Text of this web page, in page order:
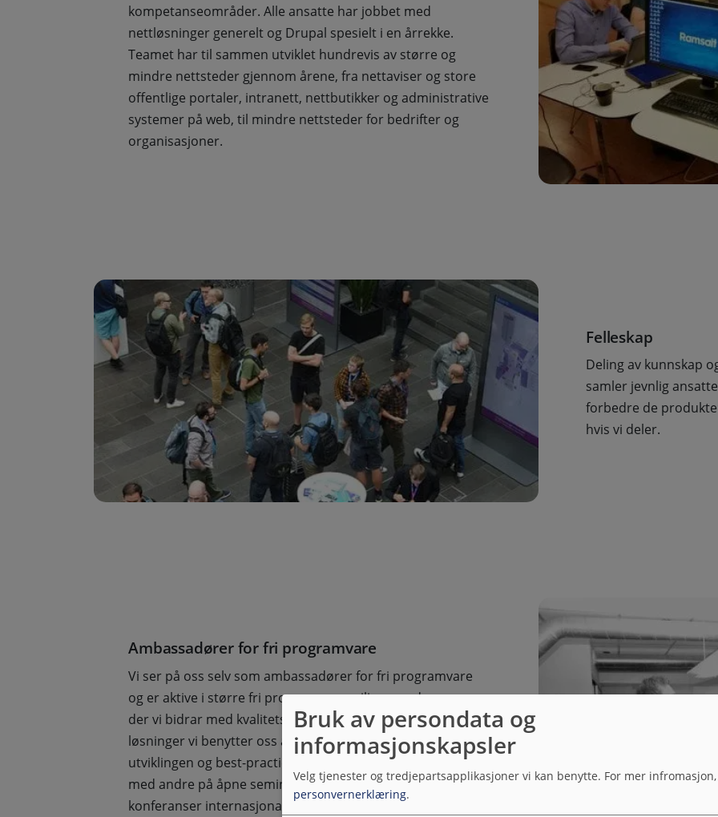
kompetanseområder. Alle ansatte har jobbet med
nettløsninger generelt og Drupal spesielt i en årrekke.
Teamet har til sammen utviklet hundrevis av større og
mindre nettsteder gjennom årene, fra nettaviser og store
offentlige portaler, intranett, nettbutikker og administrative
systemer på web, til mindre nettsteder for bedrifter og
organisasjoner.
Felleskap
Deling av kunnskap
samler jevnlig
forbedre de
hvis vi deler.
Ambassadører for fri programvare
Vi ser på oss selv som ambassadører for fri programvare
og er aktive i større fri programvare-miljøer verden over
der vi bidrar med kvalitetssikring og kode til prosjekter og
løsninger vi benytter oss av. Metodene vi bruker,
utviklingen og best-practice vi benytter i Ramsalt deler vi
med andre på åpne seminar i våre kontorlokaler, kurs og
konferanser internasjonalt, og kode publiseres til fri
Bruk av persondata og
informasjonskapsler
Velg tjenester og tredjepartsapplikasjoner vi kan benytte. For mer
personvernerklæring.